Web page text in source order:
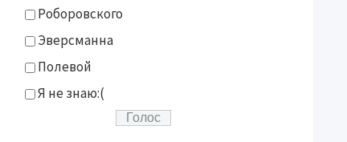
Роборовского
Эверсманна
Полевой
Я не знаю:(